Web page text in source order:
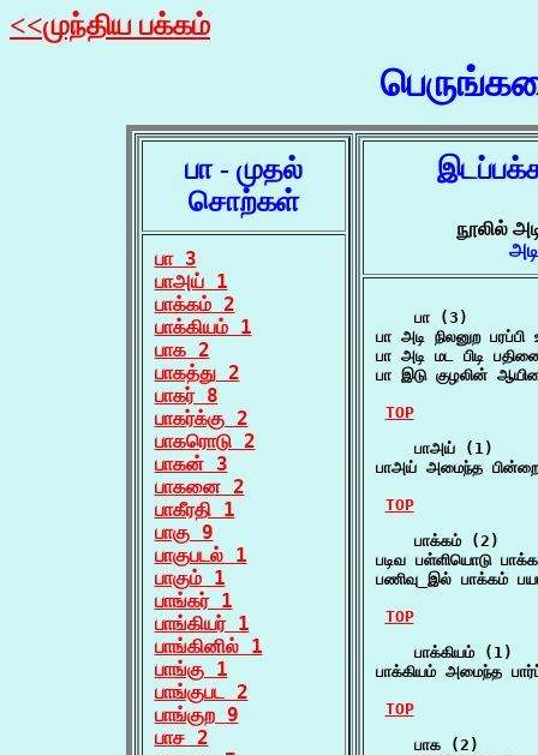
<<முந்திய பக்கம்
பா - முதல்
சொற்கள்
பா 3
பாஅய் 1
பாக்கம் 2
பாக்கியம் 1
பாக 2
பாகத்து 2
பாகர் 8
பாகர்க்கு 2
பாகரொடு 2
பாகன் 3
பாகனை 2
பாகீரதி 1
பாகு 9
பாகுபடல் 1
பாகும் 1
பாங்கர் 1
பாங்கியர் 1
பாங்கினில் 1
பாங்கு 1
பாங்குபட 2
பாங்குற 9
பாச 2
நூலில்
    பா (3)
பா அடி நிலனுற
பா அடி மட பிடி
பா இடு குழலின்
TOP
    பாஅய் (1)
பாஅய் அமைந்த
TOP
    பாக்கம் (2)
படிவ பள்ளியொடு
பணிவு_இல் பாக்கம்
TOP
    பாக்கியம் (1)
பாக்கியம் அமைந்த
TOP
    பாக (2)